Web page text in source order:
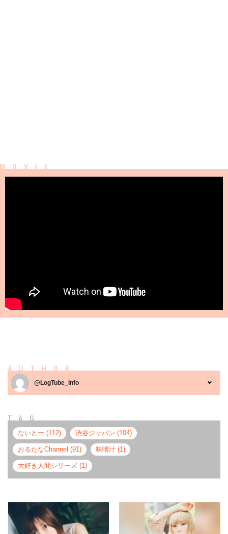
AUTHOR
@LogTube_Info
TAG
ないとー (112) 渋谷ジャパン (104)
おるたなChannel (91) 味噌汁 (1)
大好き人間シリーズ (1)